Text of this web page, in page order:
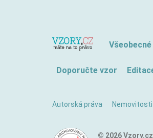
Doporučte vzor
Autorská práva
© 2026